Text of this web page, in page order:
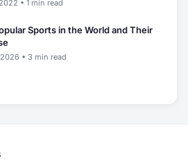
• 1 min read
Sports in the World and Their
• 3 min read